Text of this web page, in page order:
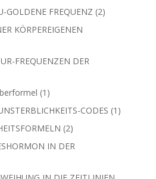
Produkte
GOLDENE FREQUENZ 22
KÖRPEREIGENEN
FREQUENZEN DER
1 1
Produkt CODES 1 1
22
Produkte
IN DER